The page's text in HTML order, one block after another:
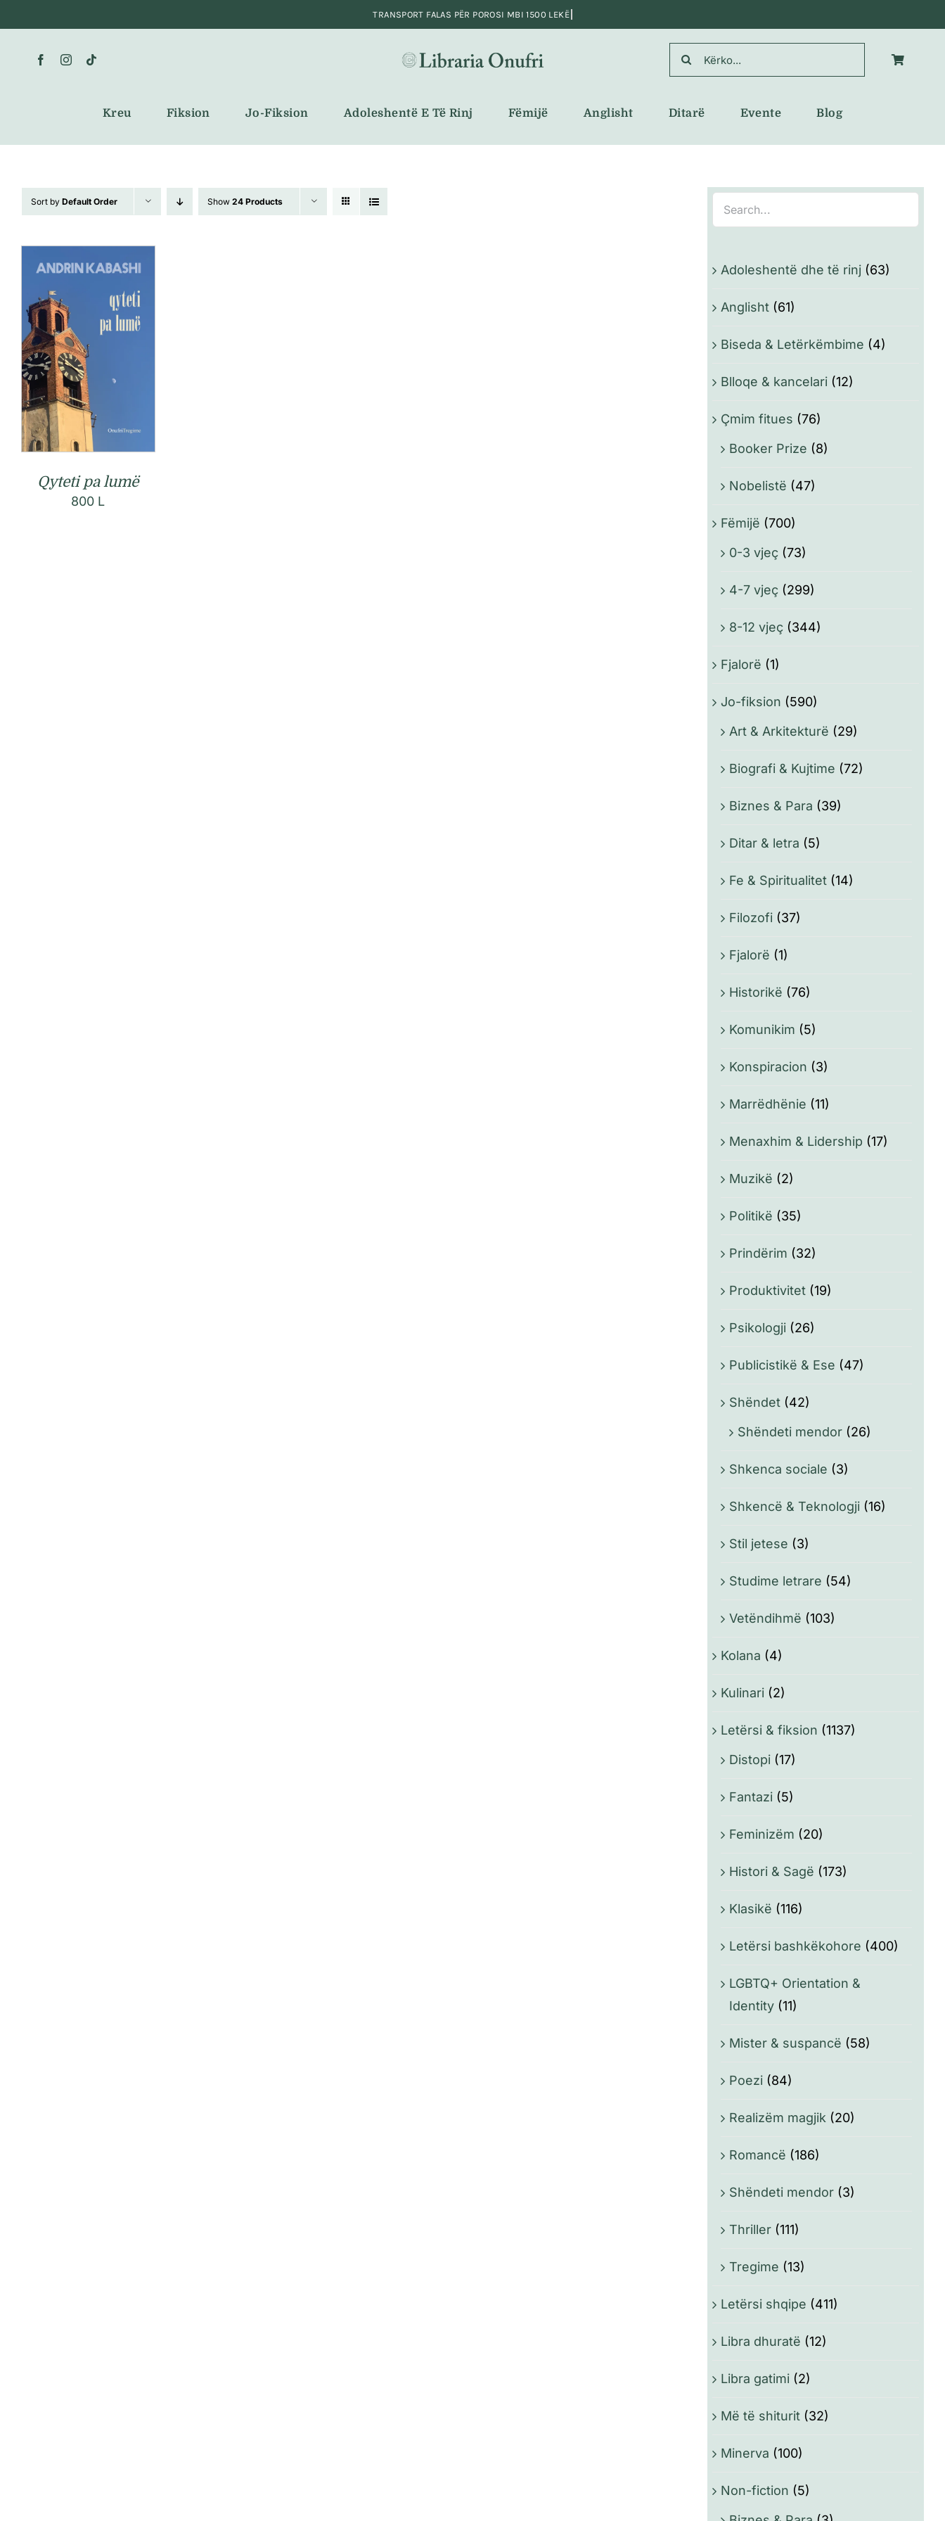
to
content
Search
for:
Kreu Fiksion Jo-Fiksion Adoleshentë E Të Rinj Fëmijë Anglisht Ditarë Evente Blog
Sort by Default Order Show 24 Products
Qyteti pa lumë
800 L
Adoleshentë dhe të rinj (63)
Anglisht (61)
Biseda & Letërkëmbime (4)
Blloqe & kancelari (12)
Çmim fitues (76)
Booker Prize (8)
Nobelistë (47)
Fëmijë (700)
0-3 vjeç (73)
4-7 vjeç (299)
8-12 vjeç (344)
Fjalorë (1)
Jo-fiksion (590)
Art & Arkitekturë (29)
Biografi & Kujtime (72)
Biznes & Para (39)
Ditar & letra (5)
Fe & Spiritualitet (14)
Filozofi (37)
Fjalorë (1)
Historikë (76)
Komunikim (5)
Konspiracion (3)
Marrëdhënie (11)
Menaxhim & Lidership (17)
Muzikë (2)
Politikë (35)
Prindërim (32)
Produktivitet (19)
Psikologji (26)
Publicistikë & Ese (47)
Shëndet (42)
Shëndeti mendor (26)
Shkenca sociale (3)
Shkencë & Teknologji (16)
Stil jetese (3)
Studime letrare (54)
Vetëndihmë (103)
Kolana (4)
Kulinari (2)
Letërsi & fiksion (1137)
Distopi (17)
Fantazi (5)
Feminizëm (20)
Histori & Sagë (173)
Klasikë (116)
Letërsi bashkëkohore (400)
LGBTQ+ Orientation &
Identity (11)
Mister & suspancë (58)
Poezi (84)
Realizëm magjik (20)
Romancë (186)
Shëndeti mendor (3)
Thriller (111)
Tregime (13)
Letërsi shqipe (411)
Libra dhuratë (12)
Libra gatimi (2)
Më të shiturit (32)
Minerva (100)
Non-fiction (5)